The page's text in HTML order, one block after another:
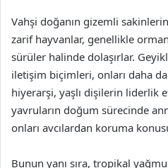
Vahşi doğanın gizemli
zarif hayvanlar, genellikle
sürüler halinde dolaşırlar.
iletişim biçimleri, onları daha
hiyerarşi, yaşlı dişilerin liderlik
yavruların doğum sürecinde
onları avcılardan koruma
Bunun yanı sıra, tropikal